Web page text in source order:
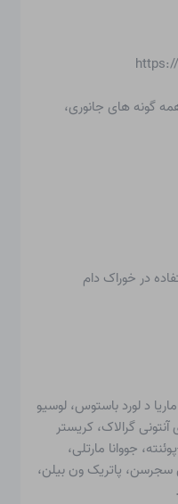
گونه های جانوری،
در خوراک دام
د لورد باستوس، لوسیو
گرالاک، کریستر
جووانا مارتلی،
سجرسن، پاتریک ون بیلن،